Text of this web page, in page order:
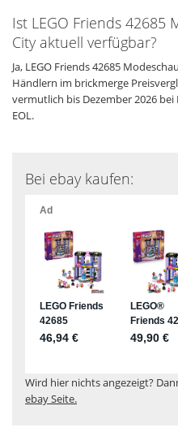
Ist LEGO Friends 42685
City aktuell verfügbar?
Ja, LEGO Friends 42685
Händlern im brickmerge
vermutlich bis Dezember 2026
EOL.
Bei ebay kaufen:
Wird hier nichts angezeigt?
ebay Seite.